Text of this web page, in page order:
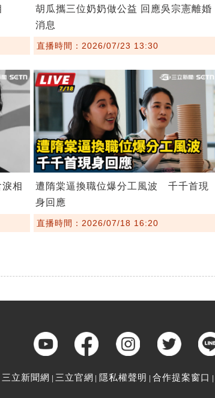
胡瓜攜三位奶奶做公益 回應吳宗憲離婚
消息
直播時間：2026/07/23 13:30
相
遭隋棠逼換職位爆分工風波 千千首現
身回應
直播時間：2026/07/18 16:20
三立新聞網 三立官網 隱私權聲明 合作提案窗口